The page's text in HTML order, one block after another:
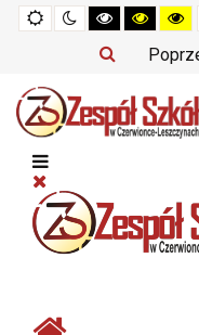
Tryb
domyślny
Tryb
nocny
Tryb
czarno-
biały
o
kontraście
Tryb
żółty
o
o